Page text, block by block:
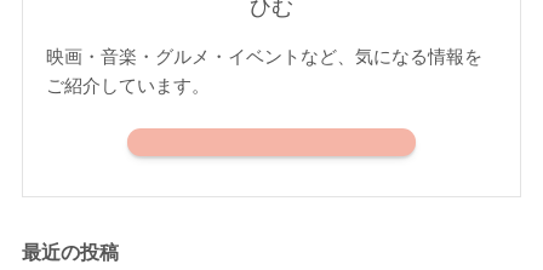
ひむ
映画・音楽・グルメ・イベントなど、気になる情報を
ご紹介しています。
最近の投稿